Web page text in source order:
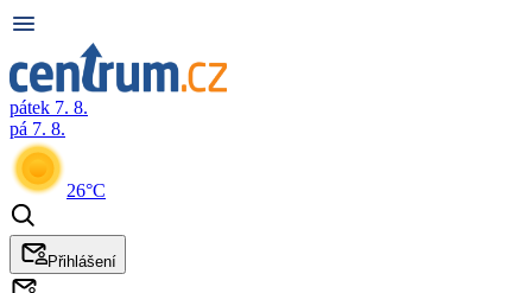
pátek 7. 8.
pá 7. 8.
26°C
Přihlášení